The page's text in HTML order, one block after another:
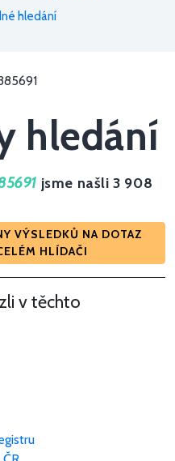
hledání
hledání
jsme našli 3 908
VÝSLEDKŮ NA DOTAZ
HLÍDAČI
v těchto